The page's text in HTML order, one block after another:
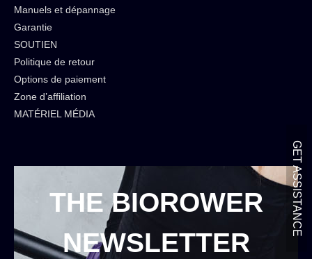
Manuels et dépannage
Garantie
SOUTIEN
Politique de retour
Options de paiement
Zone d’affiliation
MATÉRIEL MÉDIA
THE BIOROWER
NEWSLETTER
GET ASSISTANCE